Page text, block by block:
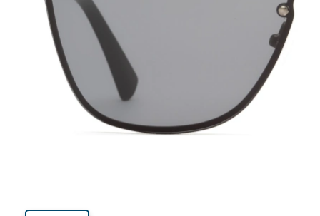
47 mm
Glashoogte Glasbreedte